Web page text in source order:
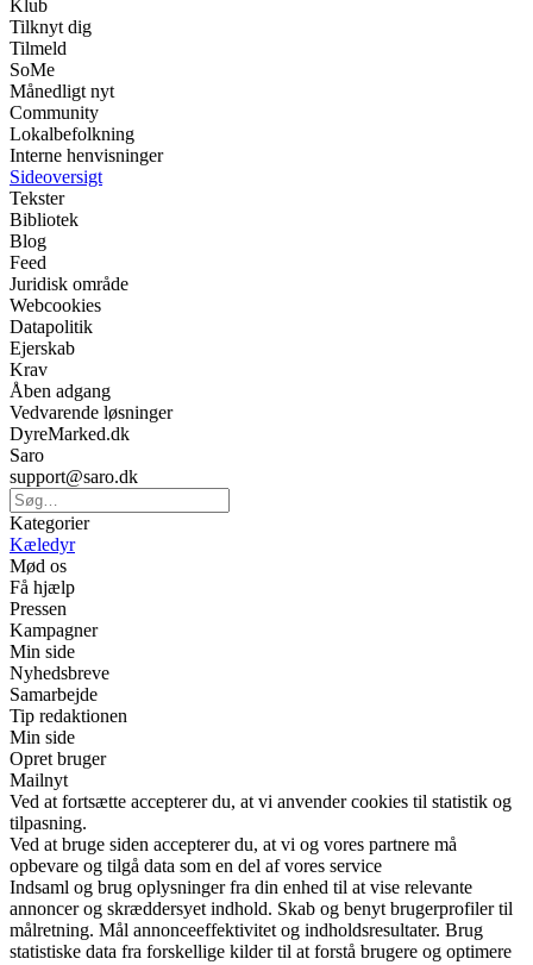
Klub
Tilknyt dig
Tilmeld
SoMe
Månedligt nyt
Community
Lokalbefolkning
Interne henvisninger
Sideoversigt
Tekster
Bibliotek
Blog
Feed
Juridisk område
Webcookies
Datapolitik
Ejerskab
Krav
Åben adgang
Vedvarende løsninger
DyreMarked.dk
Saro
support@saro.dk
Kategorier
Kæledyr
Mød os
Få hjælp
Pressen
Kampagner
Min side
Nyhedsbreve
Samarbejde
Tip redaktionen
Min side
Opret bruger
Mailnyt
Ved at fortsætte accepterer du, at vi anvender cookies til statistik og
tilpasning.
Ved at bruge siden accepterer du, at vi og vores partnere må
opbevare og tilgå data som en del af vores service
Indsaml og brug oplysninger fra din enhed til at vise relevante
annoncer og skræddersyet indhold. Skab og benyt brugerprofiler til
målretning. Mål annonceeffektivitet og indholdsresultater. Brug
statistiske data fra forskellige kilder til at forstå brugere og optimere